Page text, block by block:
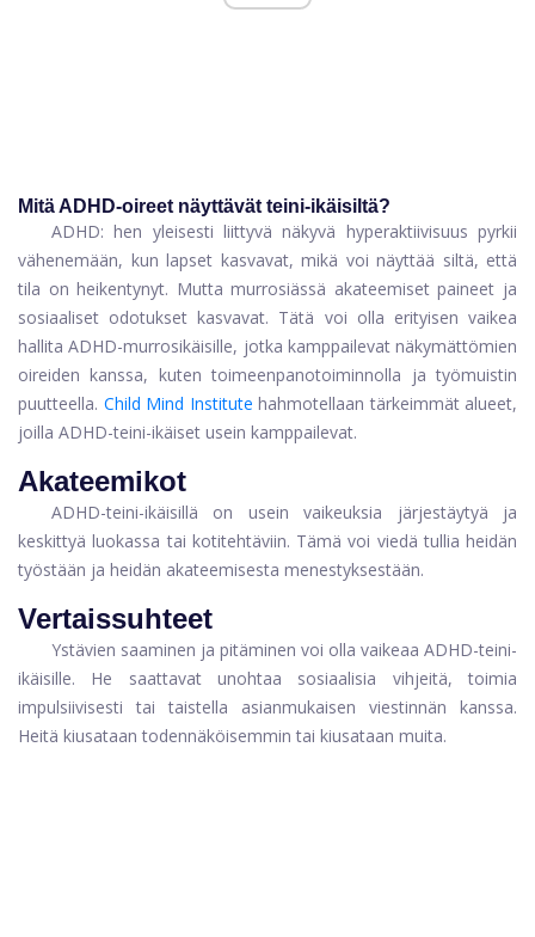
Mitä ADHD-oireet näyttävät teini-ikäisiltä?
ADHD: hen yleisesti liittyvä näkyvä hyperaktiivisuus pyrkii
vähenemään, kun lapset kasvavat, mikä voi näyttää siltä, ​​että
tila on heikentynyt. Mutta murrosiässä akateemiset paineet ja
sosiaaliset odotukset kasvavat. Tätä voi olla erityisen vaikea
hallita ADHD-murrosikäisille, jotka kamppailevat näkymättömien
oireiden kanssa, kuten toimeenpanotoiminnolla ja työmuistin
puutteella. Child Mind Institute hahmotellaan tärkeimmät alueet,
joilla ADHD-teini-ikäiset usein kamppailevat.
Akateemikot
ADHD-teini-ikäisillä on usein vaikeuksia järjestäytyä ja
keskittyä luokassa tai kotitehtäviin. Tämä voi viedä tullia heidän
työstään ja heidän akateemisesta menestyksestään.
Vertaissuhteet
Ystävien saaminen ja pitäminen voi olla vaikeaa ADHD-teini-
ikäisille. He saattavat unohtaa sosiaalisia vihjeitä, toimia
impulsiivisesti tai taistella asianmukaisen viestinnän kanssa.
Heitä kiusataan todennäköisemmin tai kiusataan muita.